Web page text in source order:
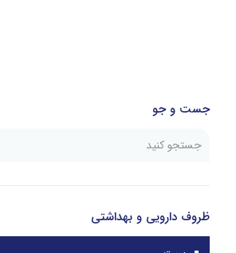
جست و جو
ظروف دارویی و بهداشتی